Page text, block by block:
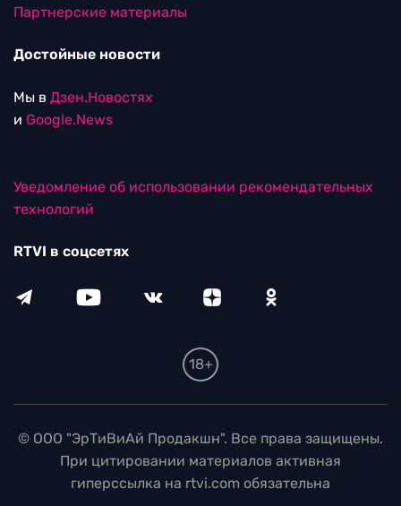
Партнерские материалы
Достойные новости
Мы в Дзен.Новостях
и Google.News
Уведомление об использовании рекомендательных
технологий
RTVI в соцсетях
18+
© ООО "ЭрТиВиАй Продакшн". Все права защищены.
При цитировании материалов активная
гиперссылка на rtvi.com обязательна